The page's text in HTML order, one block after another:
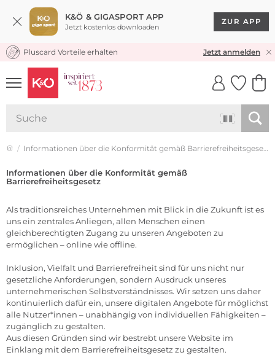
K&Ö & GIGASPORT APP
Jetzt kostenlos downloaden
ZUR APP
KOSTENLOSER VERSAND* & RÜCKVERSAND
Pluscard Vorteile erhalten Jetzt anmelden
UNSERE APP
CLICK &
Informationen über die Konformität gemäß Barrierefreiheitsgesetz
Informationen über die Konformität gemäß
Barrierefreiheitsgesetz
Als traditionsreiches Unternehmen mit Blick in die Zukunft ist es
uns ein zentrales Anliegen, allen Menschen einen
gleichberechtigten Zugang zu unseren Angeboten zu
ermöglichen – online wie offline.
Inklusion, Vielfalt und Barrierefreiheit sind für uns nicht nur
gesetzliche Anforderungen, sondern Ausdruck unseres
unternehmerischen Selbstverständnisses. Wir setzen uns daher
kontinuierlich dafür ein, unsere digitalen Angebote für möglichst
alle Nutzer*innen – unabhängig von individuellen Fähigkeiten –
zugänglich zu gestalten.
Aus diesen Gründen sind wir bestrebt unsere Website im
Einklang mit dem Barrierefreiheitsgesetz zu gestalten.